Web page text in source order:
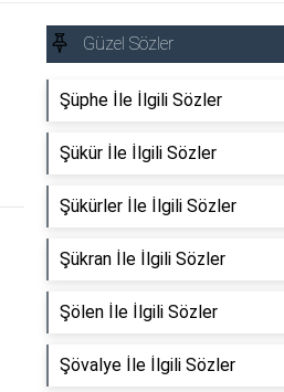
Güzel Sözler
Şüphe İle İlgili Sözler
Şükür İle İlgili Sözler
Şükürler İle İlgili Sözler
Şükran İle İlgili Sözler
Şölen İle İlgili Sözler
Şövalye İle İlgili Sözler